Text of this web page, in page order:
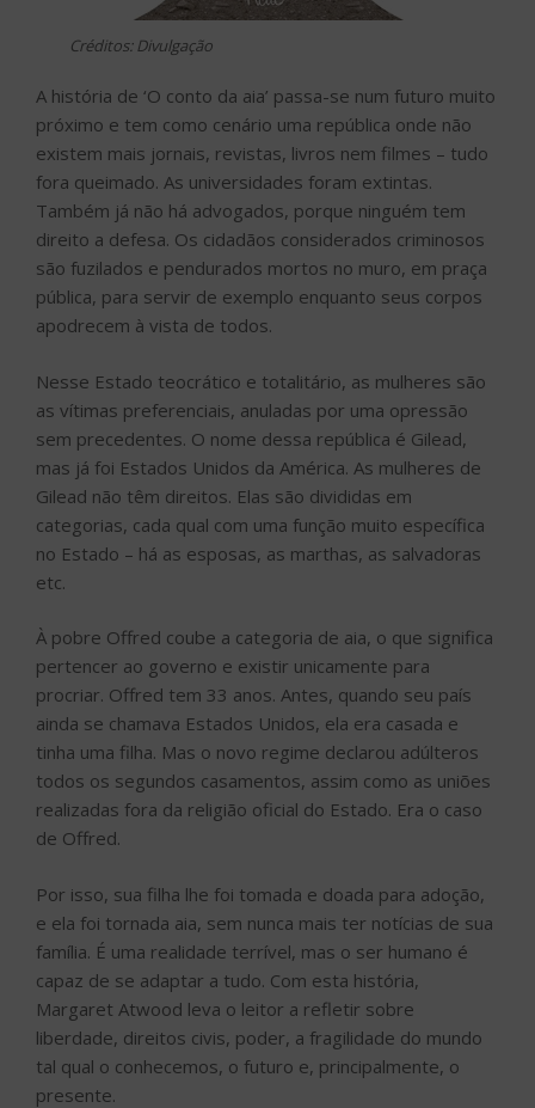
Créditos: Divulgação
A história de ‘O conto da aia’ passa-se num futuro muito
próximo e tem como cenário uma república onde não
existem mais jornais, revistas, livros nem filmes – tudo
fora queimado. As universidades foram extintas.
Também já não há advogados, porque ninguém tem
direito a defesa. Os cidadãos considerados criminosos
são fuzilados e pendurados mortos no muro, em praça
pública, para servir de exemplo enquanto seus corpos
apodrecem à vista de todos.
Nesse Estado teocrático e totalitário, as mulheres são
as vítimas preferenciais, anuladas por uma opressão
sem precedentes. O nome dessa república é Gilead,
mas já foi Estados Unidos da América. As mulheres de
Gilead não têm direitos. Elas são divididas em
categorias, cada qual com uma função muito específica
no Estado – há as esposas, as marthas, as salvadoras
etc.
À pobre Offred coube a categoria de aia, o que significa
pertencer ao governo e existir unicamente para
procriar. Offred tem 33 anos. Antes, quando seu país
ainda se chamava Estados Unidos, ela era casada e
tinha uma filha. Mas o novo regime declarou adúlteros
todos os segundos casamentos, assim como as uniões
realizadas fora da religião oficial do Estado. Era o caso
de Offred.
Por isso, sua filha lhe foi tomada e doada para adoção,
e ela foi tornada aia, sem nunca mais ter notícias de sua
família. É uma realidade terrível, mas o ser humano é
capaz de se adaptar a tudo. Com esta história,
Margaret Atwood leva o leitor a refletir sobre
liberdade, direitos civis, poder, a fragilidade do mundo
tal qual o conhecemos, o futuro e, principalmente, o
presente.